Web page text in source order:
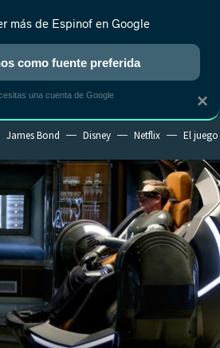
NUEVO
REALITY ANIME RANKINGS CINE
James Bond Disney Netflix El
×
más de Espinof en Google
como fuente preferida
una cuenta de Google